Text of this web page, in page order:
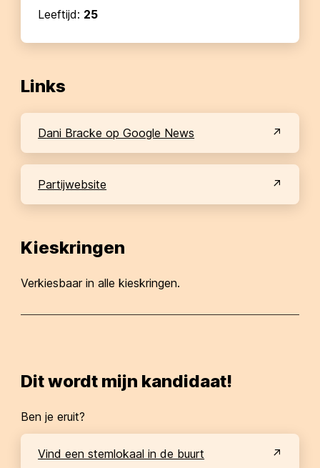
Leeftijd: 25
Links
Dani Bracke op Google News
partijwebsite
Kieskringen
Verkiesbaar in alle kieskringen.
Dit wordt mijn kandidaat!
Ben je eruit?
Vind een stemlokaal in de buurt